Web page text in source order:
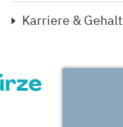
Karriere & Gehalt